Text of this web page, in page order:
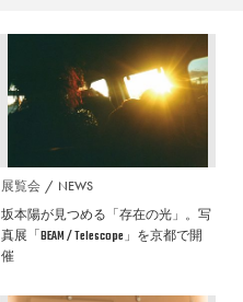
展覧会 NEWS
坂本陽が見つめる「存在の光」。写
真展「BEAM / Telescope」を京都で開
催